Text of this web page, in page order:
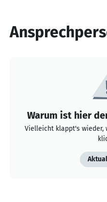
Warum ist hier
Vielleicht klappt's wieder,